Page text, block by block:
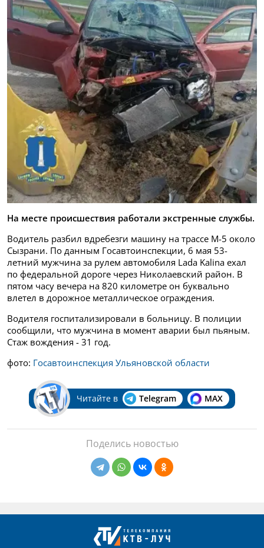
На месте происшествия работали экстренные службы.
Водитель разбил вдребезги машину на трассе М-5 около
Сызрани. По данным Госавтоинспекции, 6 мая 53-
летний мужчина за рулем автомобиля Lada Kalina ехал
по федеральной дороге через Николаевский район. В
пятом часу вечера на 820 километре он буквально
влетел в дорожное металлическое ограждения.
Водителя госпитализировали в больницу. В полиции
сообщили, что мужчина в момент аварии был пьяным.
Стаж вождения - 31 год.
фото: Госавтоинспекция Ульяновской области
Читайте в Telegram MAX
Поделись новостью